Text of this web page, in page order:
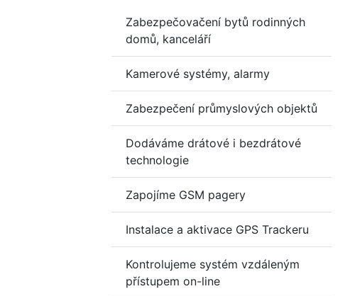
Zabezpečovačení bytů rodinných
domů, kanceláří
Kamerové systémy, alarmy
Zabezpečení průmyslových objektů
Dodáváme drátové i bezdrátové
technologie
Zapojíme GSM pagery
Instalace a aktivace GPS Trackeru
Kontrolujeme systém vzdáleným
přístupem on-line